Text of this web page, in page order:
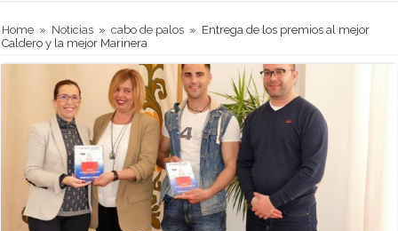
Home » Noticias » cabo de palos » Entrega de los premios al mejor
Caldero y la mejor Marinera